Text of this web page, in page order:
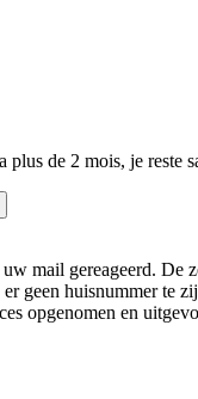
plus de 2 mois, je reste
mail gereageerd. De
geen huisnummer te
opgenomen en